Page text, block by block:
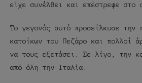
είχε συνέλθει και επέστρεψε στο
Το γεγονός αυτό προσείλκυσε την
κατοίκων του Πεζάρο και πολλοί
να τους εξετάσει. Σε λίγο, την
από όλη την Ιταλία.